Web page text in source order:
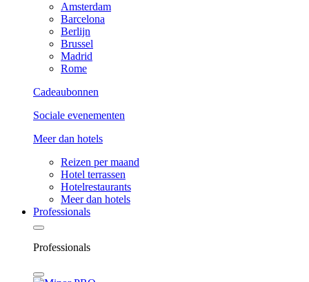
Amsterdam
Barcelona
Berlijn
Brussel
Madrid
Rome
Cadeaubonnen
Sociale evenementen
Meer dan hotels
Reizen per maand
Hotel terrassen
Hotelrestaurants
Meer dan hotels
Professionals
Professionals